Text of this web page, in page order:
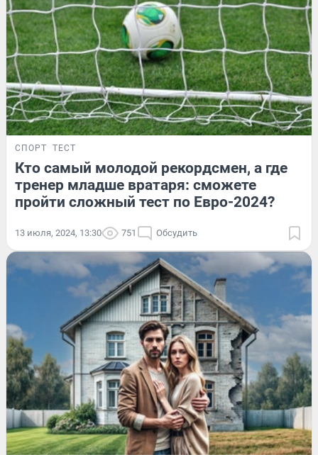
СПОРТ ТЕСТ
Кто самый молодой рекордсмен, а где
тренер младше вратаря: сможете
пройти сложный тест по Евро-2024?
13 июля, 2024, 13:30 751 Обсудить